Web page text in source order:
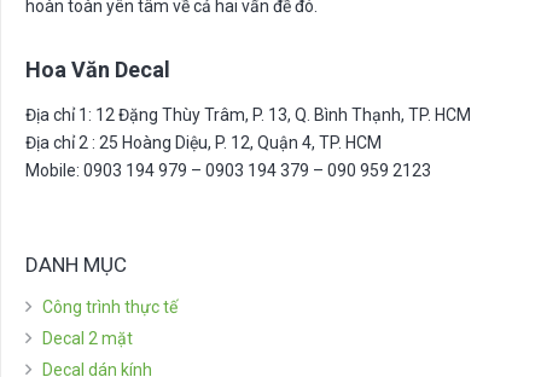
hoàn toàn yên tâm về cả hai vấn đề đó.
Hoa Văn Decal
Địa chỉ 1: 12 Đặng Thùy Trâm, P. 13, Q. Bình Thạnh, TP. HCM
Địa chỉ 2 : 25 Hoàng Diệu, P. 12, Quận 4, TP. HCM
Mobile: 0903 194 979 – 0903 194 379 – 090 959 2123
DANH MỤC
Công trình thực tế
Decal 2 mặt
Decal dán kính